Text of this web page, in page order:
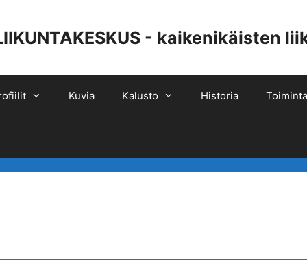
- kaikenikäisten
Kuvia Kalusto Historia